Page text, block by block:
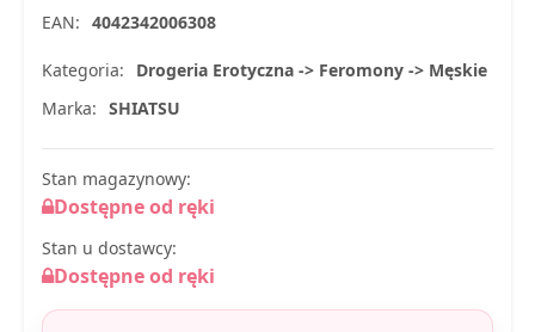
EAN: 4042342006308
Kategoria:
Drogeria Erotyczna -> Feromony -> Męskie
Marka: SHIATSU
Stan magazynowy:
Dostępne od ręki
Stan u dostawcy:
Dostępne od ręki